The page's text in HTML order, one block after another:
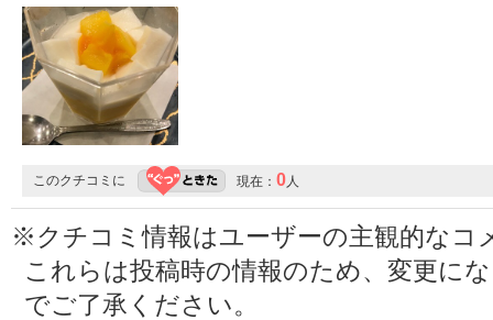
このクチコミに 現在： 0人
※クチコミ情報はユーザーの主観的なコ
これらは投稿時の情報のため、変更に
でご了承ください。